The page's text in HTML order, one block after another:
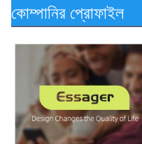
কোম্পানির প্রোফাইল